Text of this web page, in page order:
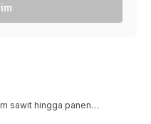
sawit hingga panen…